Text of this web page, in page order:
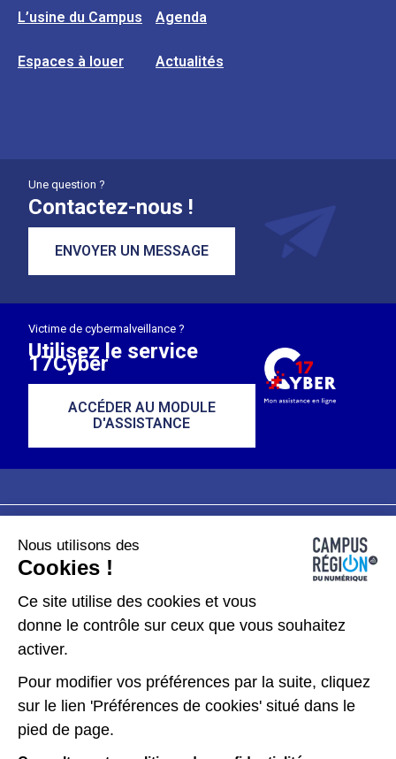
L’usine du Campus Agenda
Espaces à louer Actualités
Une question ?
Contactez-nous !
ENVOYER UN MESSAGE
Victime de cybermalveillance ?
Utilisez le service
17Cyber
ACCÉDER AU MODULE
D'ASSISTANCE
Plan du site
Données personnelles
Gérer les cookies
Kit de communication
Accessibilité : partiellement conforme
Nous utilisons des
Cookies !
Ce site utilise des cookies et vous
donne le contrôle sur ceux que vous souhaitez
activer.
Pour modifier vos préférences par la suite, cliquez
sur le lien 'Préférences de cookies' situé dans le
pied de page.